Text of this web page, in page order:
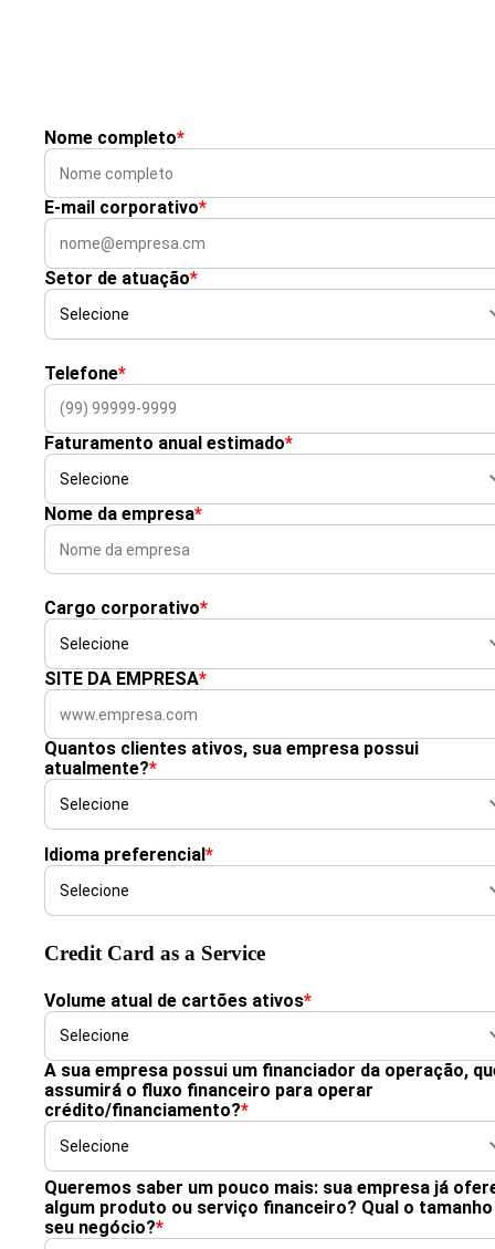
Nome completo*
E-mail corporativo*
Setor de atuação*
Telefone*
Faturamento anual estimado*
Nome da empresa*
Cargo corporativo*
SITE DA EMPRESA*
Quantos clientes ativos, sua empresa possui
atualmente?*
Idioma preferencial*
Credit Card as a Service
Volume atual de cartões ativos*
A sua empresa possui um financiador da operação,
assumirá o fluxo financeiro para operar
crédito/financiamento?*
Queremos saber um pouco mais: sua empresa já
algum produto ou serviço financeiro? Qual o
seu negócio?*